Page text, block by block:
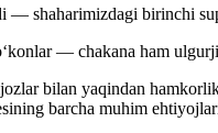
— shaharimizdagi birinchi
— chakana ham
bilan yaqindan
barcha muhim